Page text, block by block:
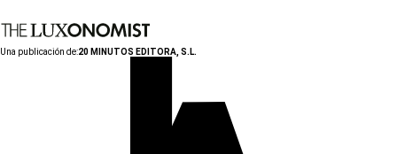
Una publicación de:20 MINUTOS EDITORA, S.L.